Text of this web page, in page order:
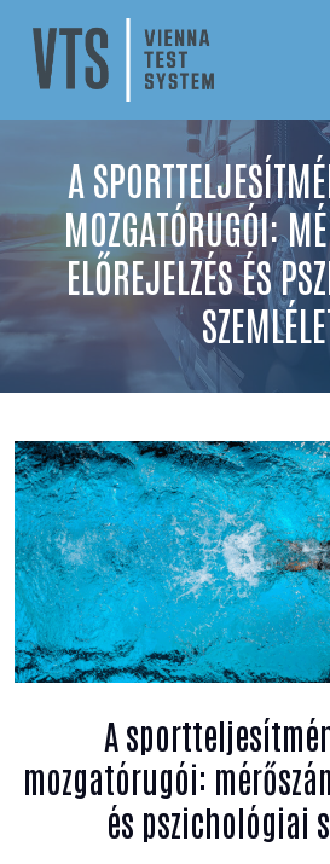
tartalomhoz
A
MOZGATÓRUGÓI:
ELŐREJELZÉS ÉS
A
mozgatórugói:
és pszichológiai